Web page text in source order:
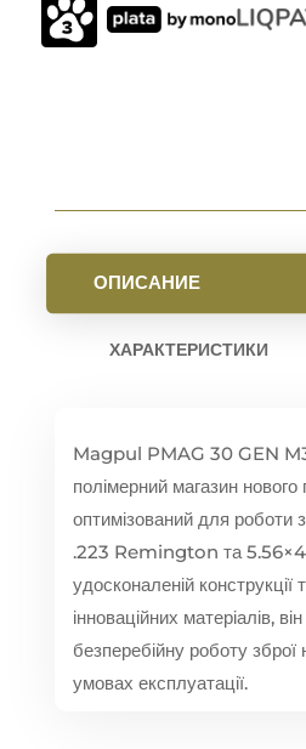
КАЛ.223
REM.
ОПИСАНИЕ
ХАРАКТЕРИСТИКИ
Magpul PMAG 30 GEN
полімерний магазин нового
оптимізований для роботи
.223 Remington та
удосконаленій
інноваційних матеріалів,
безперебійну роботу зброї
умовах експлуатації.